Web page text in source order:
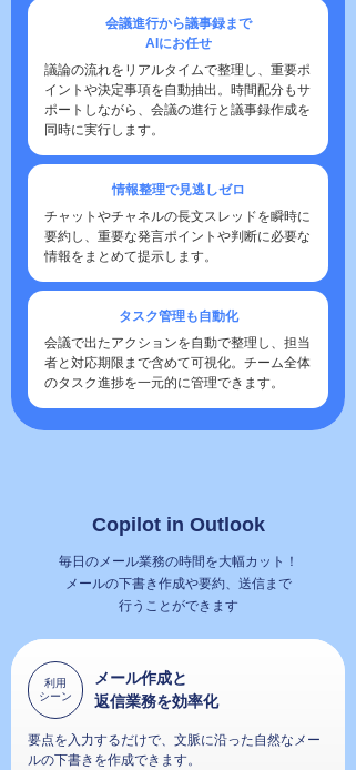
会議進行から議事録まで
AIにお任せ
議論の流れをリアルタイムで整理し、重要ポ
イントや決定事項を自動抽出。時間配分もサ
ポートしながら、会議の進行と議事録作成を
同時に実行します。
情報整理で見逃しゼロ
チャットやチャネルの長文スレッドを瞬時に
要約し、重要な発言ポイントや判断に必要な
情報をまとめて提示します。
タスク管理も自動化
会議で出たアクションを自動で整理し、担当
者と対応期限まで含めて可視化。チーム全体
のタスク進捗を一元的に管理できます。
Copilot in Outlook
毎日のメール業務の時間を大幅カット！
メールの下書き作成や要約、送信まで
行うことができます
利用
シーン
メール作成と
返信業務を効率化
要点を入力するだけで、文脈に沿った自然なメー
ルの下書きを作成できます。